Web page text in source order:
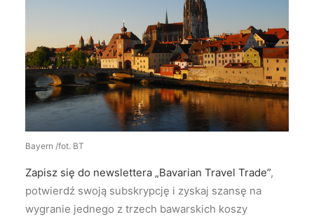
Bayern /fot. BT
Zapisz się do newslettera „Bavarian Travel Trade”,
potwierdź swoją subskrypcję i zyskaj szansę na
wygranie jednego z trzech bawarskich koszy